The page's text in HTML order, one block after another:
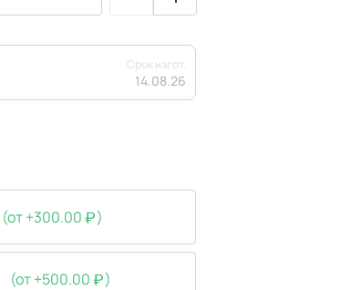
Срок изгот.
14.08.26
(от +300.00 )
(от +500.00 )